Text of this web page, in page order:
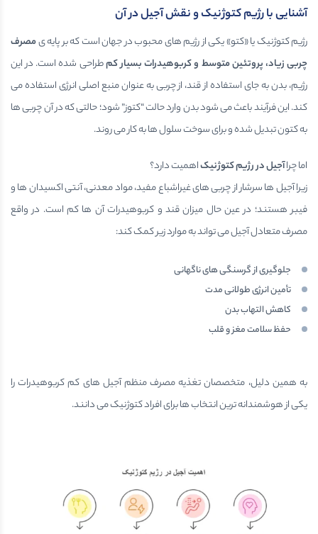
آشنایی با رژیم کتوژنیک و نقش آجیل در آن
رژیم کتوژنیک یا «کتو» یکی از رژیم های محبوب در جهان است که بر پایه یمصرف
چربی زیاد، پروتئین متوسط و کربوهیدرات بسیار کمطراحی شده است. در این
رژیم، بدن به جای استفاده از قند، از چربی به عنوان منبع اصلی انرژی استفاده می
کند. این فرآیند باعث می شود بدن وارد حالت “کتوز” شود؛ حالتی که در آن چربی ها
به کتون تبدیل شده و برای سوخت سلول ها به کار می روند.
اما چراآجیل در رژیم کتوژنیکاهمیت دارد؟
زیرا آجیل ها سرشار از چربی های غیراشباع مفید، مواد معدنی، آنتی اکسیدان ها و
فیبر هستند؛ در عین حال میزان قند و کربوهیدرات آن ها کم است. در واقع
مصرف متعادل آجیل می تواند به موارد زیر کمک کند:
جلوگیری از گرسنگی های ناگهانی
تأمین انرژی طولانی مدت
کاهش التهاب بدن
حفظ سلامت مغز و قلب
به همین دلیل، متخصصان تغذیه مصرف منظم آجیل های کم کربوهیدرات را
یکی از هوشمندانه ترین انتخاب ها برای افراد کتوژنیک می دانند.